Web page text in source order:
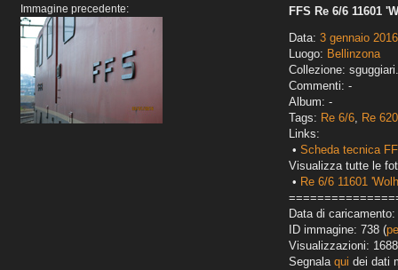
Immagine precedente:
FFS Re 6/6 11601
Data: 3 gennaio 2016
Luogo: Bellinzona
Collezione:
Commenti: -
Album: -
Tags: Re 6/6, Re 620
Links:
• Scheda tecnica
Visualizza tutte le
• Re 6/6 11601
Data di caricamento:
ID immagine: 738 (
Visualizzazioni: 1688
Segnala qui dei dati